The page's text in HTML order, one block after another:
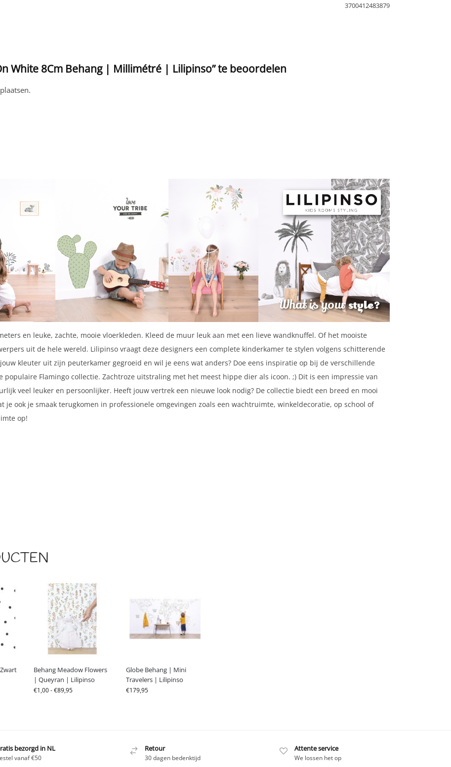
3700412483879
White 8Cm Behang | Millimétré | Lilipinso” te beoordelen
en leuke, zachte, mooie vloerkleden. Kleed de muur leuk aan met een lieve wandknuffel. Of het mooiste
uit de hele wereld. Lilipinso vraagt deze designers een complete kinderkamer te stylen volgens schitterende
kleuter uit zijn peuterkamer gegroeid en wil je eens wat anders? Doe eens inspiratie op bij de verschillende
populaire Flamingo collectie. Zachtroze uitstraling met het meest hippe dier als icoon. ;) Dit is een impressie van
veel leuker en persoonlijker. Heeft jouw vertrek een nieuwe look nodig? De collectie biedt een breed en mooi
ook je smaak terugkomen in professionele omgevingen zoals een wachtruimte, winkeldecoratie, op school of
op!
Behang Meadow Flowers
| Queyran | Lilipinso
€1,00-€89,95
Globe Behang | Mini
Travelers | Lilipinso
€179,95
bezorgd in NL
vanaf €50
Retour
30 dagen bedenktijd
Attente service
We lossen het op